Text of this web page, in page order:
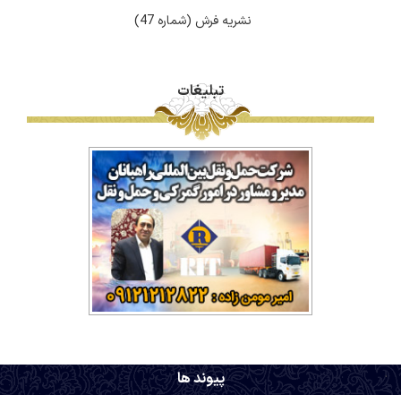
نشریه فرش (شماره 47)
تبلیغات
. پیوند ها